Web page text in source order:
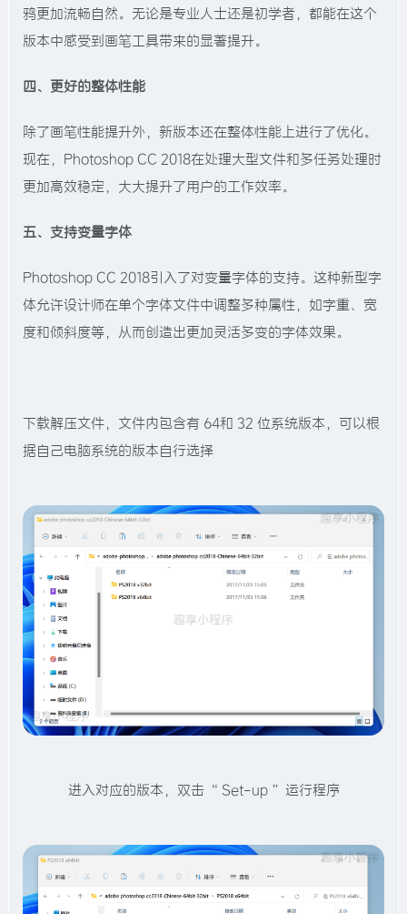
鸦更加流畅自然。无论是专业人士还是初学者，都能在这个
版本中感受到画笔工具带来的显著提升。
四、更好的整体性能
除了画笔性能提升外，新版本还在整体性能上进行了优化。
现在，Photoshop CC 2018在处理大型文件和多任务处理时
更加高效稳定，大大提升了用户的工作效率。
五、支持变量字体
Photoshop CC 2018引入了对变量字体的支持。这种新型字
体允许设计师在单个字体文件中调整多种属性，如字重、宽
度和倾斜度等，从而创造出更加灵活多变的字体效果。
下载解压文件，文件内包含有 64和 32 位系统版本，可以根
据自己电脑系统的版本自行选择
进入对应的版本，双击 “ Set-up ” 运行程序